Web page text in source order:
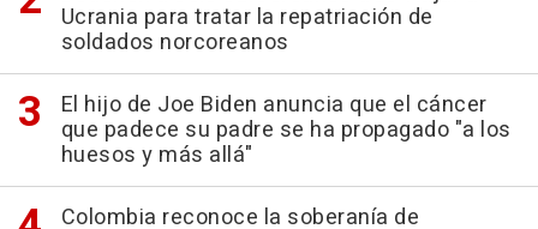
Ucrania para tratar la repatriación de
soldados norcoreanos
El hijo de Joe Biden anuncia que el cáncer
que padece su padre se ha propagado "a los
huesos y más allá"
Colombia reconoce la soberanía de